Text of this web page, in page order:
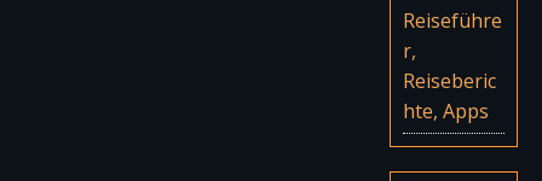
Reiseführe
r,
Reiseberic
hte, Apps